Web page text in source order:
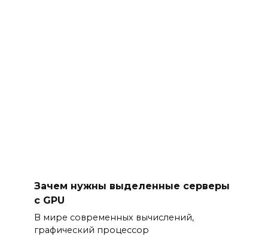
Зачем нужны выделенные серверы
с GPU
В мире современных вычислений,
графический процессор